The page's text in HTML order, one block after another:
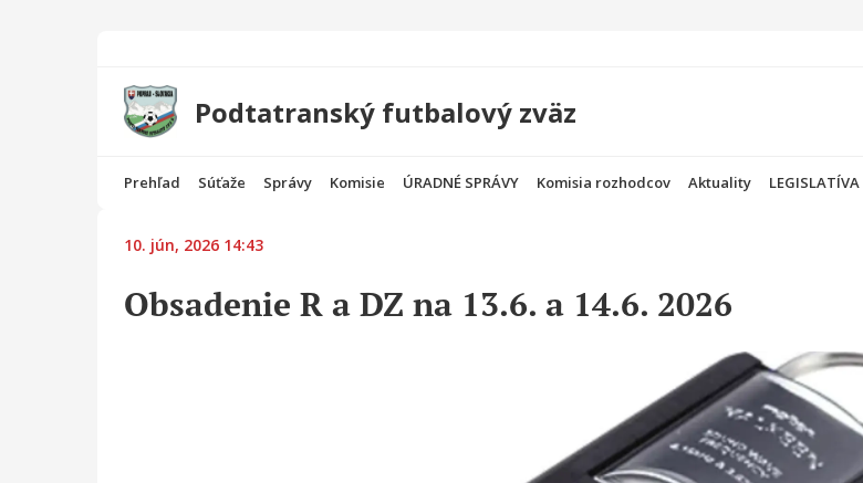
Podtatranský futbalový zväz
Prehľad Súťaže Správy Komisie ÚRADNÉ SPRÁVY Komisia rozhodcov Aktuality LEGISLATÍVA
10. jún, 2026 14:43
Obsadenie R a DZ na 13.6. a 14.6. 2026